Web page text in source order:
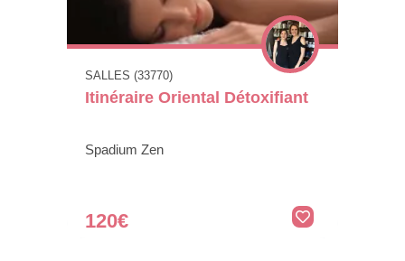
SALLES (33770)
Itinéraire Oriental Détoxifiant
Spadium Zen
120€